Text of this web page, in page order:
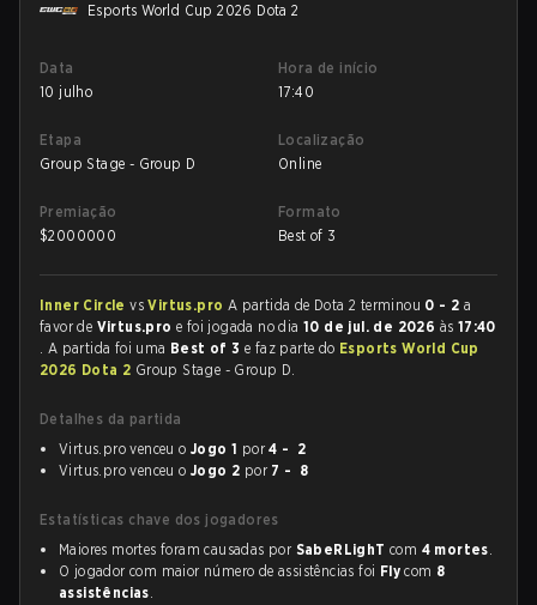
Esports World Cup 2026 Dota 2
Data
10 julho
Hora de início
17:40
Etapa
Group Stage - Group D
Localização
Online
Premiação
$2000000
Formato
Best of 3
Inner CirclevsVirtus.pro A partida de Dota 2 terminou 0 - 2 a
favor de Virtus.proe foi jogada no dia10 de jul. de 2026 às 17:40
. A partida foi uma Best of 3 e faz parte do Esports World Cup
2026 Dota 2 Group Stage - Group D.
Detalhes da partida
Virtus.pro venceu o Jogo 1 por4 - 2
Virtus.pro venceu o Jogo 2 por 7 - 8
Estatísticas chave dos jogadores
Maiores mortes foram causadas por SabeRLighT com 4 mortes.
O jogador com maior número de assistências foi Fly com 8
assistências.